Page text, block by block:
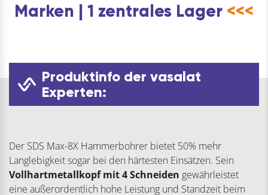
Marken | 1 zentrales Lager <<<
Produktinfo der vasalat
Experten:
Der SDS Max-8X Hammerbohrer bietet 50% mehr
Langlebigkeit sogar bei den härtesten Einsätzen. Sein
Vollhartmetallkopf mit 4 Schneiden gewährleistet
eine außerordentlich hohe Leistung und Standzeit beim